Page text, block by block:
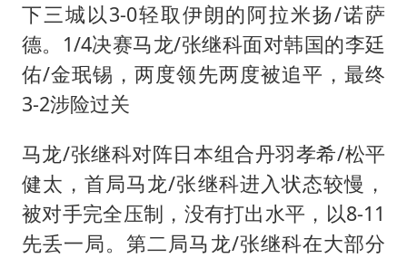
下三城以3-0轻取伊朗的阿拉米扬/诺萨
德。1/4决赛马龙/张继科面对韩国的李廷
佑/金珉锡，两度领先两度被追平，最终
3-2涉险过关
马龙/张继科对阵日本组合丹羽孝希/松平
健太，首局马龙/张继科进入状态较慢，
被对手完全压制，没有打出水平，以8-11
先丢一局。第二局马龙/张继科在大部分